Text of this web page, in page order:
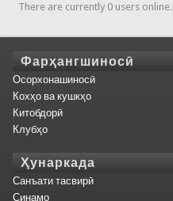
There are currently 0 users online.
Фарҳангшиносӣ
Осорхонашиносӣ
Кохҳо ва кушкҳо
Китобдорӣ
Клубҳо
Ҳунаркада
Санъати тасвирӣ
Синамо